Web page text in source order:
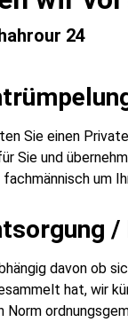
24
Sie einen
Sie und
fachmännisch um
/
davon ob
hat, wir
Norm